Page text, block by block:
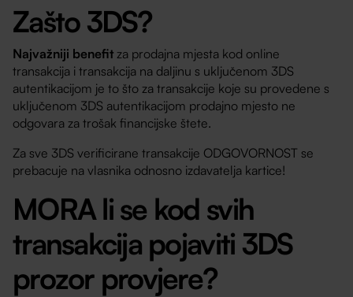
Zašto 3DS?
Najvažniji benefit za prodajna mjesta kod online
transakcija i transakcija na daljinu s uključenom 3DS
autentikacijom je to što za transakcije koje su provedene s
uključenom 3DS autentikacijom prodajno mjesto ne
odgovara za trošak financijske štete.
Za sve 3DS verificirane transakcije ODGOVORNOST se
prebacuje na vlasnika odnosno izdavatelja kartice!
MORA li se kod svih
transakcija pojaviti 3DS
prozor provjere?